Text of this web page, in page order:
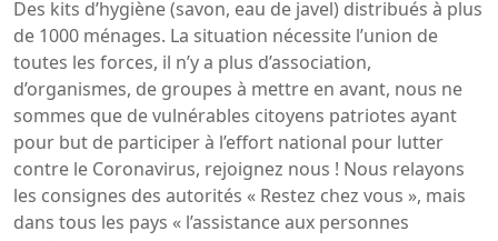
Des kits d’hygiène (savon, eau de javel) distribués à plus
de 1000 ménages. La situation nécessite l’union de
toutes les forces, il n’y a plus d’association,
d’organismes, de groupes à mettre en avant, nous ne
sommes que de vulnérables citoyens patriotes ayant
pour but de participer à l’effort national pour lutter
contre le Coronavirus, rejoignez nous ! Nous relayons
les consignes des autorités « Restez chez vous », mais
dans tous les pays « l’assistance aux personnes